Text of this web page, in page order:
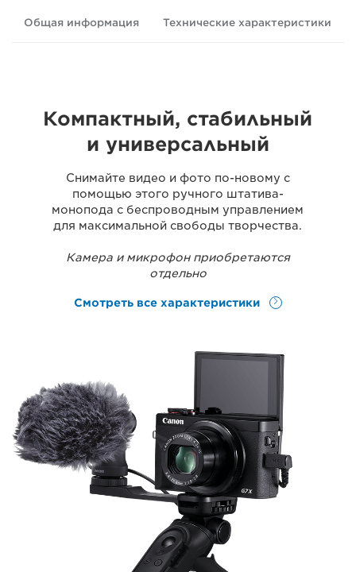
Общая информация Технические характеристики
Компактный, стабильный
и универсальный
Снимайте видео и фото по-новому с
помощью этого ручного штатива-
монопода с беспроводным управлением
для максимальной свободы творчества.
Камера и микрофон приобретаются
отдельно
Смотреть все характеристики